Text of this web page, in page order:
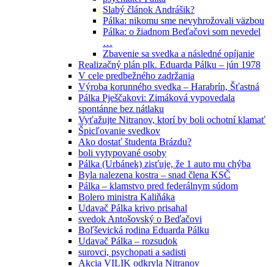
Slabý článok Andrášik?
Pálka: nikomu sme nevyhrožovali väzbou
Pálka: o žiadnom Beďačovi som nevedel
…
Zbavenie sa svedka a následné opíjanie
Realizačný plán plk. Eduarda Pálku – jún 1978
V cele predbežného zadržania
Výroba korunného svedka – Harabrín, Šťastná
Pálka Pješčakovi: Zimáková vypovedala
spontánne bez nátlaku
Vyťažujte Nitranov, ktorí by boli ochotní klamať
Špicľovanie svedkov
Ako dostať študenta Brázdu?
boli vytypované osoby
Pálka (Urbánek) zisťuje, že 1 auto mu chýba
Byla nalezena kostra – snad člena KSČ
Pálka – klamstvo pred federálnym súdom
Bolero ministra Kaliňáka
Udavač Pálka krivo prisahal
svedok Antošovský o Beďačovi
Boľševická rodina Eduarda Pálku
Udavač Pálka – rozsudok
surovci, psychopati a sadisti
Akcia VILIK odkryla Nitranov